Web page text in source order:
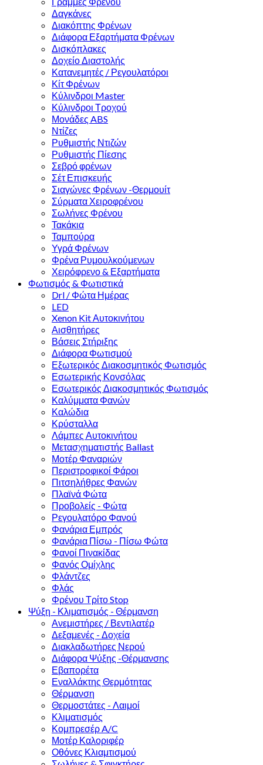
Δαγκάνες
Διακόπτης Φρένων
Διάφορα Εξαρτήματα Φρένων
Δισκόπλακες
Δοχείο Διαστολής
Κατανεμητές / Ρεγουλατόροι
Κίτ Φρένων
Κύλινδροι Master
Κύλινδροι Τροχού
Μονάδες ABS
Ντίζες
Ρυθμιστής Ντιζών
Ρυθμιστής Πίεσης
Σεβρό φρένων
Σέτ Επισκευής
Σιαγώνες Φρένων -Θερμουίτ
Σύρματα Χειροφρένου
Σωλήνες Φρένου
Τακάκια
Ταμπούρα
Υγρά Φρένων
Φρένα Ρυμουλκούμενων
Χειρόφρενο & Εξαρτήματα
Φωτισμός & Φωτιστικά
Drl / Φώτα Ημέρας
LED
Xenon Kit Αυτοκινήτου
Αισθητήρες
Βάσεις Στήριξης
Διάφορα Φωτισμού
Εξωτερικός Διακοσμητικός Φωτισμός
Εσωτερικής Κονσόλας
Εσωτερικός Διακοσμητικός Φωτισμός
Καλύμματα Φανών
Καλώδια
Κρύσταλλα
Λάμπες Αυτοκινήτου
Μετασχηματιστής Ballast
Μοτέρ Φαναριών
Περιστροφικοί Φάροι
Πιτσηλήθρες Φανών
Πλαϊνά Φώτα
Προβολείς - Φώτα
Ρεγουλατόρο Φανού
Φανάρια Εμπρός
Φανάρια Πίσω - Πίσω Φώτα
Φανοί Πινακίδας
Φανός Ομίχλης
Φλάντζες
Φλάς
Φρένου Τρίτο Stop
Ψύξη - Κλιματισμός - Θέρμανση
Ανεμιστήρες / Βεντιλατέρ
Δεξαμενές - Δοχεία
Διακλαδωτήρες Νερού
Διάφορα Ψύξης -Θέρμανσης
Εβαπορέτα
Εναλλάκτης Θερμότητας
Θέρμανση
Θερμοστάτες - Λαιμοί
Κλιματισμός
Κομπρεσέρ A/C
Μοτέρ Καλοριφέρ
Οθόνες Κλιαμτισμού